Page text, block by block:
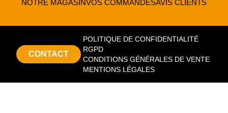
NOTRE MAGASINVOS COMMANDESAVIS CLIENTS
CONTACT
POLITIQUE DE CONFIDENTIALITÉ
RGPD
CONDITIONS GÉNÉRALES DE VENTE
MENTIONS LÉGALES